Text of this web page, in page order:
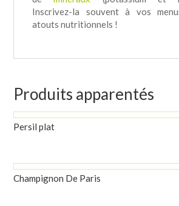
Inscrivez-la souvent à vos
atouts nutritionnels !
Produits apparentés
Persil plat
Champignon De Paris